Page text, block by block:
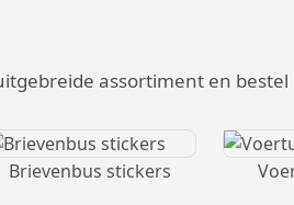
assortiment en
Brievenbus stickers